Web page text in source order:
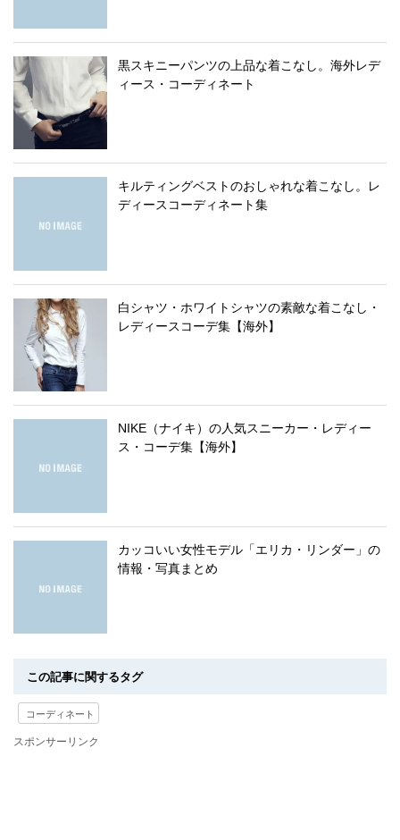
黒スキニーパンツの上品な着こなし。海外レデ
ィース・コーディネート
キルティングベストのおしゃれな着こなし。レ
ディースコーディネート集
白シャツ・ホワイトシャツの素敵な着こなし・
レディースコーデ集【海外】
NIKE（ナイキ）の人気スニーカー・レディー
ス・コーデ集【海外】
カッコいい女性モデル「エリカ・リンダー」の
情報・写真まとめ
この記事に関するタグ
コーディネート
スポンサーリンク